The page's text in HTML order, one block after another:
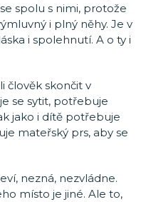
spolu s nimi, protože
i plný něhy. Je v
i spolehnutí. A o ty i
člověk skončit v
se sytit, potřebuje
jako i dítě potřebuje
mateřský prs, aby se
nezná, nezvládne.
místo je jiné. Ale to,